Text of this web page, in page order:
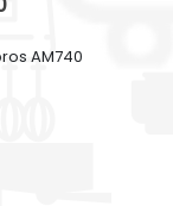
AM740